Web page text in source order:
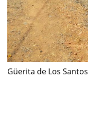
Güerita de Los Santos